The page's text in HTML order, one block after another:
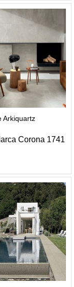
Arkiquartz
Corona 1741